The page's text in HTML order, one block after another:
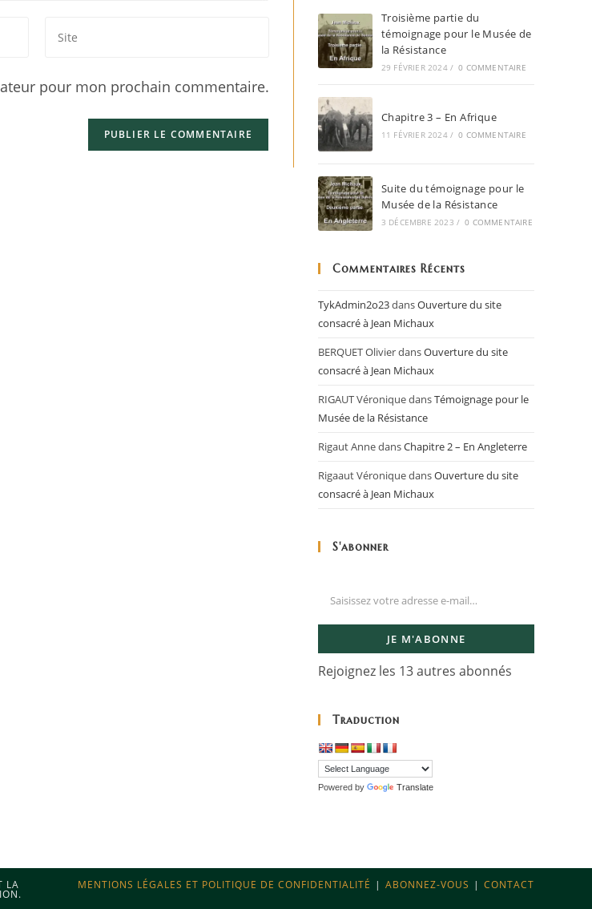
pour mon prochain commentaire.
Troisième partie du
témoignage pour le Musée de
la Résistance
29 FÉVRIER 2024 / 0 COMMENTAIRE
Chapitre 3 – En Afrique
11 FÉVRIER 2024 / 0 COMMENTAIRE
Suite du témoignage pour le
Musée de la Résistance
3 DÉCEMBRE 2023 / 0 COMMENTAIRE
Commentaires Récents
TykAdmin2o23dansOuverture du site
consacré à Jean Michaux
BERQUET OlivierdansOuverture du site
consacré à Jean Michaux
RIGAUT VéroniquedansTémoignage pour le
Musée de la Résistance
Rigaut AnnedansChapitre 2 – En Angleterre
Rigaaut VéroniquedansOuverture du site
consacré à Jean Michaux
S'abonner
JE M'ABONNE
Rejoignez les 13 autres abonnés
Traduction
Powered by Translate
MENTIONS LÉGALES ET POLITIQUE DE CONFIDENTIALITÉ ABONNEZ-VOUS CONTACT
LA